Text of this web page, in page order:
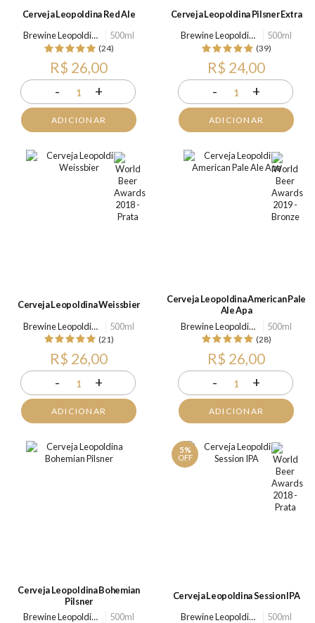
Cerveja Leopoldina Red Ale
Brewine Leopoldina
500ml
(24)
R$ 26,00
- 1 +
ADICIONAR
Cerveja Leopoldina Pilsner Extra
Brewine Leopoldina
500ml
(39)
R$ 24,00
- 1 +
ADICIONAR
Cerveja Leopoldina Weissbier
Brewine Leopoldina
500ml
(21)
R$ 26,00
- 1 +
ADICIONAR
Cerveja Leopoldina American Pale
Ale Apa
Brewine Leopoldina
500ml
(28)
R$ 26,00
- 1 +
ADICIONAR
Cerveja Leopoldina Bohemian
Pilsner
Brewine Leopoldina
500ml
5%
OFF
Cerveja Leopoldina Session IPA
Brewine Leopoldina
500ml